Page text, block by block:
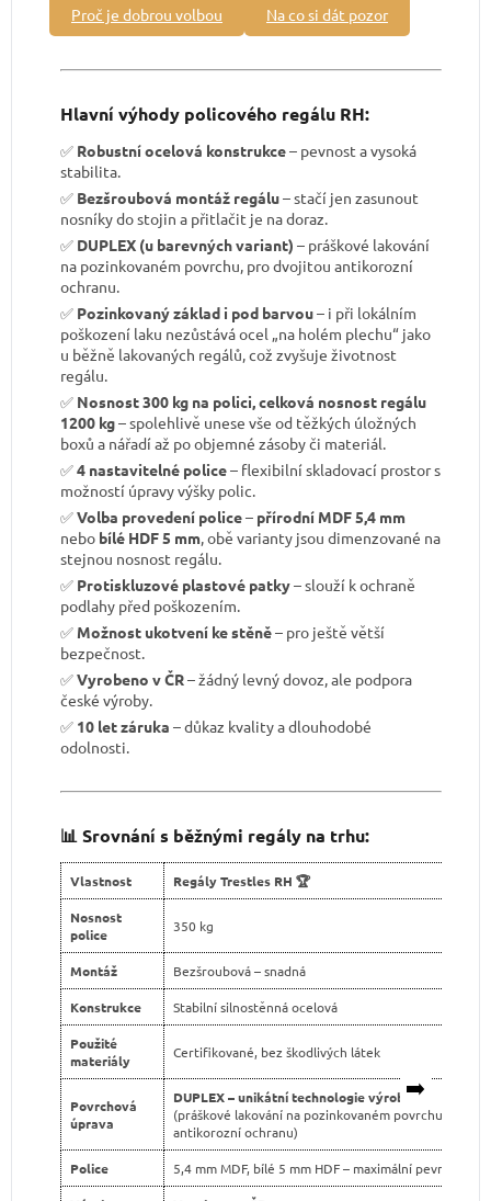
Proč je dobrou volbou Na co si dát pozor
Hlavní výhody policového regálu RH:
✅ Robustní ocelová konstrukce– pevnost a vysoká
stabilita.
✅ Bezšroubová montáž regálu– stačí jen zasunout
nosníky do stojin a přitlačit je na doraz.
✅ DUPLEX (u barevných variant) – práškové lakování
na pozinkovaném povrchu, pro dvojitou antikorozní
ochranu.
✅ Pozinkovaný základ i pod barvou– i při lokálním
poškození laku nezůstává ocel „na holém plechu“ jako
u běžně lakovaných regálů, což zvyšuje životnost
regálu.
✅ Nosnost 300 kg na polici, celková nosnost regálu
1200 kg– spolehlivě unese vše od těžkých úložných
boxů a nářadí až po objemné zásoby či materiál.
✅4 nastavitelné police– flexibilní skladovací prostor s
možností úpravy výšky polic.
✅Volba provedení police– přírodní MDF 5,4 mm
nebo bílé HDF 5 mm, obě varianty jsou dimenzované na
stejnou nosnost regálu.
✅ Protiskluzové plastové patky– slouží k ochraně
podlahy před poškozením.
✅ Možnost ukotvení ke stěně– pro ještě větší
bezpečnost.
✅Vyrobeno v ČR– žádný levný dovoz, ale podpora
české výroby.
✅ 10 let záruka – důkaz kvality a dlouhodobé
odolnosti.
📊 Srovnání s běžnými regály na trhu:
➡️
Vlastnost Regály Trestles RH 🏆
Nosnost
police
350 kg
Montáž Bezšroubová – snadná
Konstrukce Stabilní silnostěnná ocelová
Použité
materiály
Certifikované, bez škodlivých látek
Povrchová
úprava
DUPLEX – unikátní technologie výroby
(práškové lakování na pozinkovaném povrchu pro
antikorozní ochranu)
Police 5,4 mm MDF, bílé 5 mm HDF – maximální pevnost